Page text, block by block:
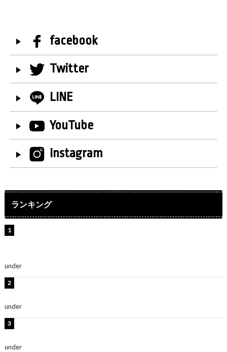
facebook
Twitter
LINE
YouTube
Instagram
ランキング
under
under
under